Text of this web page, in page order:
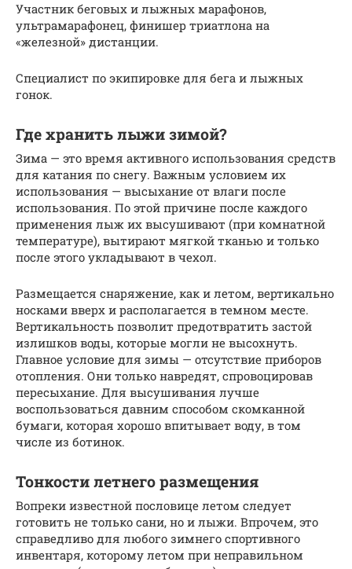
Участник беговых и лыжных марафонов,
ультрамарафонец, финишер триатлона на
«железной» дистанции.
Специалист по экипировке для бега и лыжных
гонок.
Где хранить лыжи зимой?
Зима — это время активного использования средств
для катания по снегу. Важным условием их
использования — высыхание от влаги после
использования. По этой причине после каждого
применения лыж их высушивают (при комнатной
температуре), вытирают мягкой тканью и только
после этого укладывают в чехол.
Размещается снаряжение, как и летом, вертикально
носками вверх и располагается в темном месте.
Вертикальность позволит предотвратить застой
излишков воды, которые могли не высохнуть.
Главное условие для зимы — отсутствие приборов
отопления. Они только навредят, спровоцировав
пересыхание. Для высушивания лучше
воспользоваться давним способом скомканной
бумаги, которая хорошо впитывает воду, в том
числе из ботинок.
Тонкости летнего размещения
Вопреки известной пословице летом следует
готовить не только сани, но и лыжи. Впрочем, это
справедливо для любого зимнего спортивного
инвентаря, которому летом при неправильном